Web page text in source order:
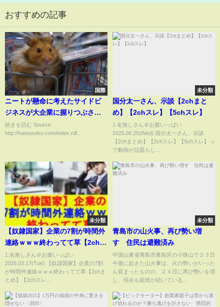
おすすめの記事
国際
ニートが懸命に考えたサイドビ
ジネスが大企業に握りつぶされ
る！
続きを読む Source:
http://hamusoku.com/index.rdf...
未分類
国分太一さん、示談【2chまと
め】【2chスレ】【5chスレ】
1:名無しさん＠お腹いっぱい
2025.06.25(Wed) 国分太一さん、示談
【2chまとめ】【2chスレ】【5chスレ】っ
て動画が話題らし...
未分類
【奴隷国家】企業の7割が時間外
連絡ｗｗｗ終わってて草【2chま
とめ】【2chスレ】【5chスレ】
【ゆっくり】
1:名無しさん＠お腹いっぱい
2026.03.17(Tue) 【奴隷国家】企業の7割
が時間外連絡ｗｗｗ終わってて草【2chま
とめ】【2chスレ...
未分類
青島市の山火事、再び勢い増
す 住民は避難済み
中国山東省青島市黄島区の小珠山で２３日
午後に起きた山火事は、火の勢いがいった
ん収まったものの、２４日に再び勢いを増
し、現在も延焼が続いている...